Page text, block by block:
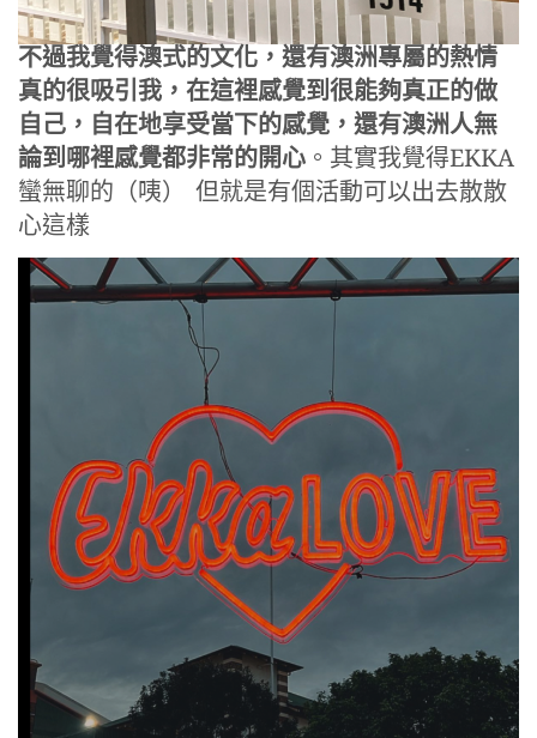
不過我覺得澳式的文化，還有澳洲專屬的熱情
真的很吸引我，在這裡感覺到很能夠真正的做
自己，自在地享受當下的感覺，還有澳洲人無
論到哪裡感覺都非常的開心 。其實我覺得EKKA
蠻無聊的（咦） 但就是有個活動可以出去散散
心這樣